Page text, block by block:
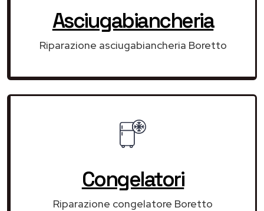
Asciugabiancheria
Riparazione asciugabiancheria Boretto
Congelatori
Riparazione congelatore Boretto